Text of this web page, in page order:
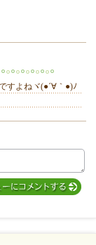
すよねヾ(●´∀｀●)ﾉ